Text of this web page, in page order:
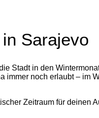
Sarajevo
Stadt in den
noch erlaubt – im
Zeitraum für deinen